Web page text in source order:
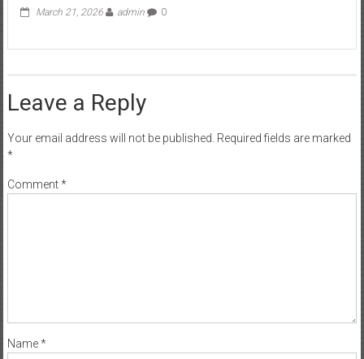
March 21, 2026 admin 0
Leave a Reply
Your email address will not be published. Required fields are marked
*
Comment*
Name*